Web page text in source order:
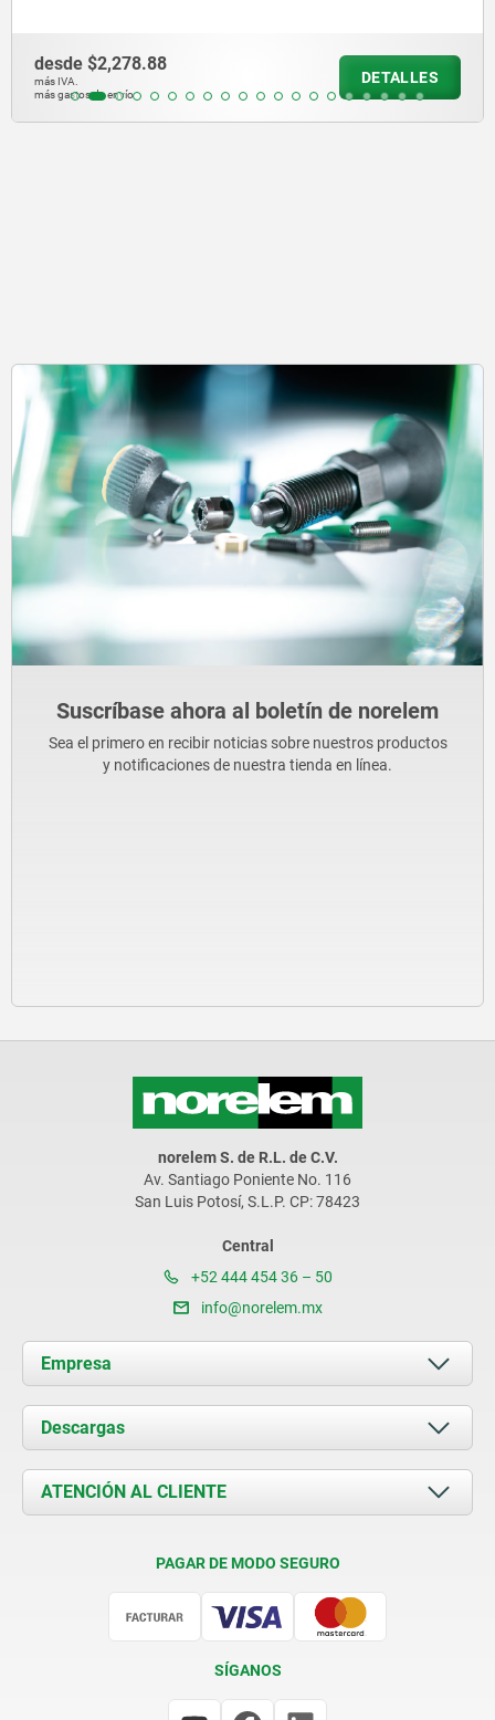
desde
más IVA.
más gastos
Suscríbase ahora al boletín de norelem
Sea el primero en recibir noticias sobre nuestros productos
y notificaciones de nuestra tienda en línea.
norelem S. de R.L. de C.V.
Av. Santiago Poniente No. 116
San Luis Potosí, S.L.P. CP: 78423
Central
+52 444 454 36 – 50
info@norelem.mx
Empresa
Acerca de nosotros
Novedades
Contacto
Descargas
Documents
ATENCIÓN AL CLIENTE
PAGAR DE MODO SEGURO
SÍGANOS